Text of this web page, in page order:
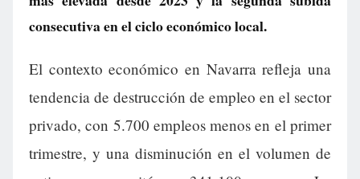
consecutiva en el ciclo económico local.
El contexto económico en Navarra refleja una
tendencia de destrucción de empleo en el sector
privado, con 5.700 empleos menos en el primer
trimestre, y una disminución en el volumen de